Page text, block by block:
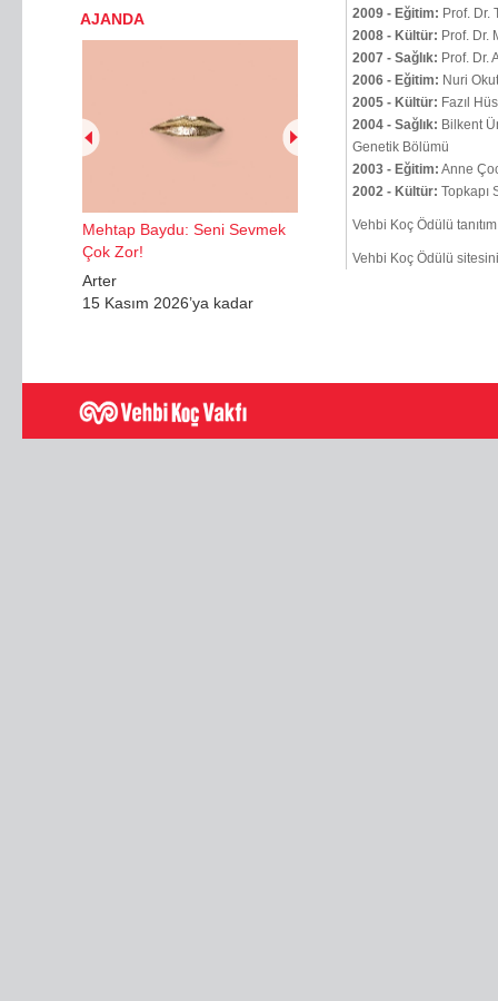
AJANDA
Mehtap Baydu: Seni Sevmek
Çok Zor!
Arter
15 Kasım 2026’ya kadar
2009 - Eğitim: Prof. Dr.
2008 - Kültür: Prof. Dr.
2007 - Sağlık: Prof. Dr.
2006 - Eğitim: Nuri
2005 - Kültür: Fazıl
2004 - Sağlık: Bilkent
Genetik Bölümü
2003 - Eğitim: Anne
2002 - Kültür: Topkapı
Vehbi Koç Ödülü
Vehbi Koç Ödülü